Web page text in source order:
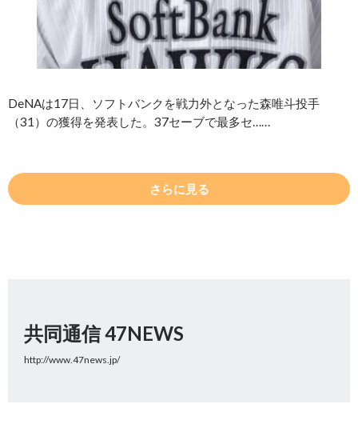
DeNAは17日、ソフトバンクを戦力外となった森唯斗投手
（31）の獲得を発表した。37セーブで最多セ……
さらに見る
共同通信 47NEWS
http://www.47news.jp/